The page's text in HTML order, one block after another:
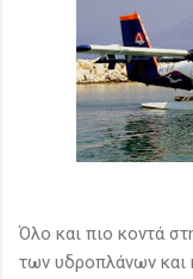
Όλο και πιο κοντά
των υδροπλάνων και